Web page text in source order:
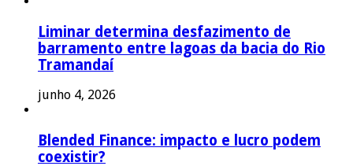
Liminar determina desfazimento de
barramento entre lagoas da bacia do Rio
Tramandaí
junho 4, 2026
Blended Finance: impacto e lucro podem
coexistir?